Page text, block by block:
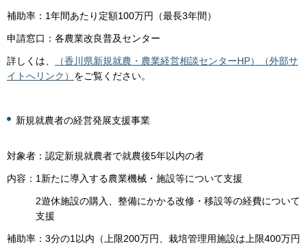
補助率：1年間あたり定額100万円（最長3年間）
申請窓口：各農業改良普及センター
詳しくは、
（香川県新規就農・農業経営相談センターHP）（外部サ
イトへリンク） をご覧ください。
新規就農者の経営発展支援事業
対象者：認定新規就農者で就農後5年以内の者
内容：1新たに導入する農業機械・施設等について支援
2遊休施設の購入、整備にかかる改修・移設等の経費について
支援
補助率：3分の1以内（上限200万円、栽培管理用施設は上限400万円